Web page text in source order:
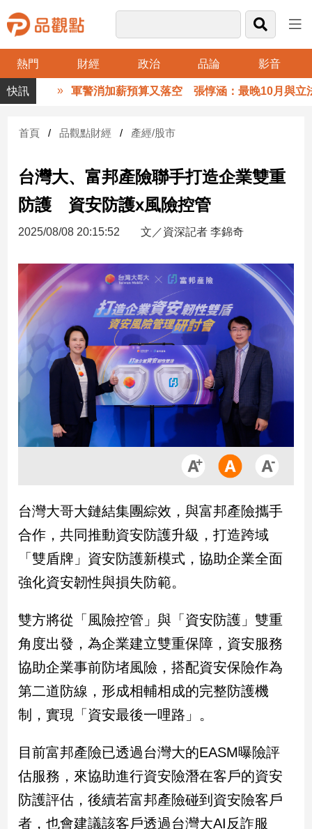
熱門 財經 政治 品論 影音
品
觀
財
台
財
新
產
經/
股
市
房
地
產
觀
治
焦
品
點
調
國
會
焦
點
點
兩
軍警消加薪預算又落空 張惇涵：最晚10月與立法
首頁 品觀點財經 產經/股市
台灣大、富邦產險聯手打造企業雙重
防護 資安防護x風險控管
2025/08/08 20:15:52 文／資深記者 李錦奇
台灣大哥大鏈結集團綜效，與富邦產險攜手
合作，共同推動資安防護升級，打造跨域
「雙盾牌」資安防護新模式，協助企業全面
強化資安韌性與損失防範。
雙方將從「風險控管」與「資安防護」雙重
角度出發，為企業建立雙重保障，資安服務
協助企業事前防堵風險，搭配資安保險作為
第二道防線，形成相輔相成的完整防護機
制，實現「資安最後一哩路」。
目前富邦產險已透過台灣大的EASM曝險評
估服務，來協助進行資安險潛在客戶的資安
防護評估，後續若富邦產險碰到資安險客戶
者，也會建議該客戶透過台灣大AI反詐服